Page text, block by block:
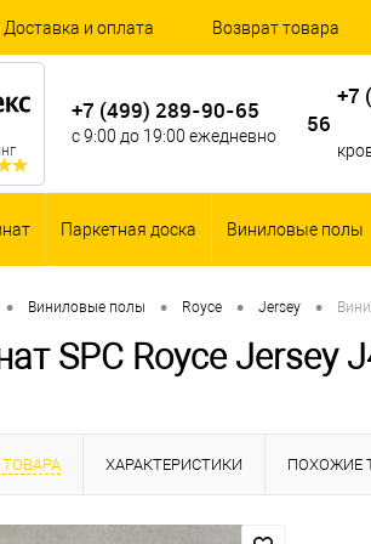
Доставка и оплата Возврат товара
+7 (499) 289-90-65
с 9:00 до 19:00 ежедневно
+7
56
Паркетная доска Виниловые полы
• Виниловые полы • Royce • Jersey •
SPC Royce Jersey
ХАРАКТЕРИСТИКИ ПОХОЖИЕ